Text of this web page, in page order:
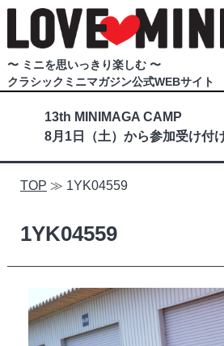
〜 ミニを思いっきり楽しむ 〜
クラシックミニマガジン公式WEBサイト
13th MINIMAGA CAMP
8月1日（土）から参加受け付
TOP ≫ 1YK04559
1YK04559